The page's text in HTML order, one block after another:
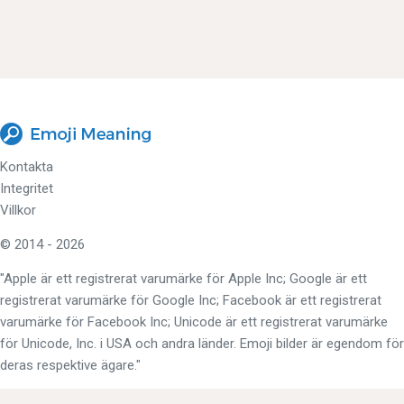
Kontakta
Integritet
Villkor
© 2014 - 2026
"Apple är ett registrerat varumärke för Apple Inc; Google är ett
registrerat varumärke för Google Inc; Facebook är ett registrerat
varumärke för Facebook Inc; Unicode är ett registrerat varumärke
för Unicode, Inc. i USA och andra länder. Emoji bilder är egendom för
deras respektive ägare."